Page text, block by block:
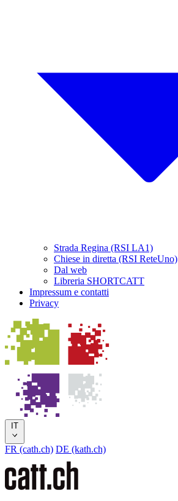
Strada Regina (RSI LA1)
Chiese in diretta (RSI ReteUno)
Dal web
Libreria SHORTCATT
Impressum e contatti
Privacy
IT
FR (cath.ch) DE (kath.ch)